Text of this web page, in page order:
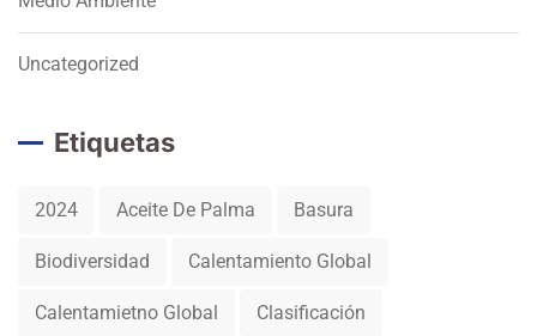
Uncategorized
Etiquetas
2024 Aceite De Palma Basura
Biodiversidad Calentamiento Global
Calentamietno Global Clasificación